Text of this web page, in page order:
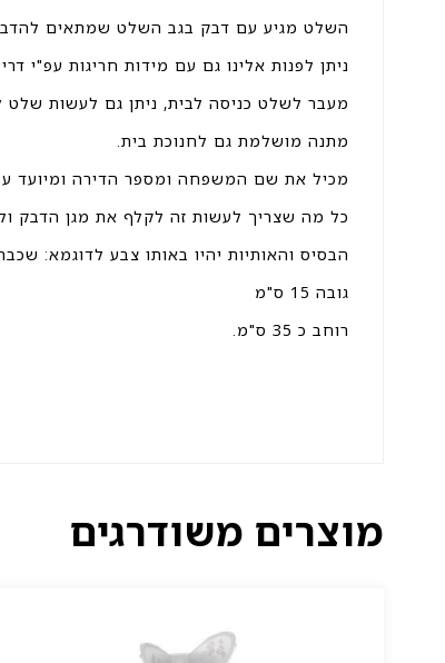
השלט מגיע עם דבק בגב השלט שמתאים
ניתן לפנות אלינו גם עם מידות חריגות עפ"י
מעבר לשלט כניסה לבית, ניתן גם לעשות שלט
מתנה מושלמת גם לחנוכת בית.
מכיל את שם המשפחה ומספר הדירה ומיועד
כל מה שצריך לעשות זה לקלף את מגן
הבסיס והאותיות יהיו באותו צבע לדוגמא:
גובה 15 ס"מ
רוחב כ 35 ס"מ.
מוצרים משודרגים